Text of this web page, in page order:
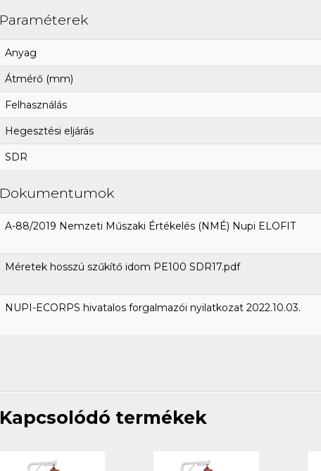
Paraméterek
Anyag
Átmérő (mm)
Felhasználás
Hegesztési eljárás
SDR
Dokumentumok
A-88/2019 Nemzeti Műszaki Értékelés (NMÉ) Nupi ELOFIT
Méretek hosszú szűkítő idom PE100 SDR17.pdf
NUPI-ECORPS hivatalos forgalmazói nyilatkozat 2022.10.03.
Kapcsolódó termékek